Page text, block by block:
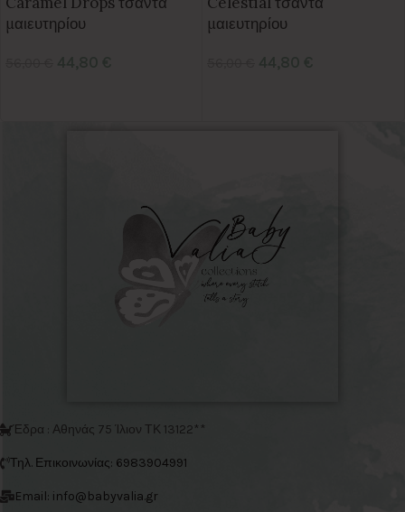
μαιευτηρίου
μαιευτηρίου
Έδρα : Αθηνάς 75 Ίλιον ΤΚ 13122**
Τηλ. Επικοινωνίας: 6983904991
Email: info@babyvalia.gr